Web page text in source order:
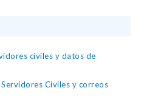
civiles y datos de
Civiles y correos